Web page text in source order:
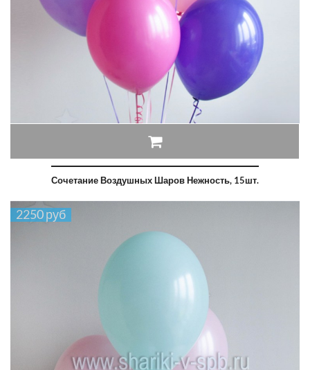
Сочетание Воздушных Шаров Нежность, 15шт.
2250 руб